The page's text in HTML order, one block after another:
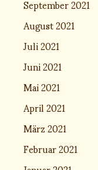
August 2021
Juli 2021
Juni 2021
Mai 2021
April 2021
März 2021
Februar 2021